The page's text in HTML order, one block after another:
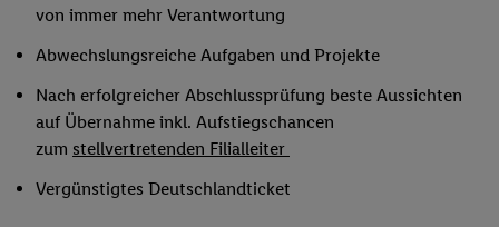
von immer mehr Verantwortung
Abwechslungsreiche Aufgaben und Projekte
Nach erfolgreicher Abschlussprüfung beste Aussichten
auf Übernahme inkl. Aufstiegschancen
zum stellvertretenden Filialleiter
Vergünstigtes Deutschlandticket